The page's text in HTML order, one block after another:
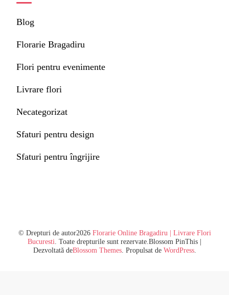
Blog
Florarie Bragadiru
Flori pentru evenimente
Livrare flori
Necategorizat
Sfaturi pentru design
Sfaturi pentru îngrijire
© Drepturi de autor2026 Florarie Online Bragadiru | Livrare Flori
Bucuresti. Toate drepturile sunt rezervate.Blossom PinThis |
Dezvoltată deBlossom Themes. Propulsat de WordPress.